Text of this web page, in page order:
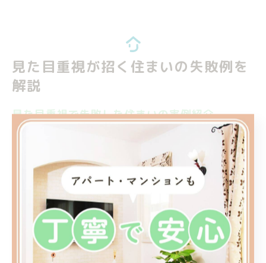
見た目重視が招く住まいの失敗例を
解説
見た目重視で失敗した住まいの実例紹介
最新設備の導入で「おしゃれさ」を最優先した結果、実
際の暮らしで後悔したという声は少なくありません。例
えば、ガラス張りのキッチンや洗練されたオープン収納
は、モデルルームのような美しさが魅力です。しかし、
日常的な掃除の手間や生活感が丸見えになる点が予想以
上のストレスになるケースが多いです。
実際に、家族の生活動線を考えずに見た目だけでアイラ